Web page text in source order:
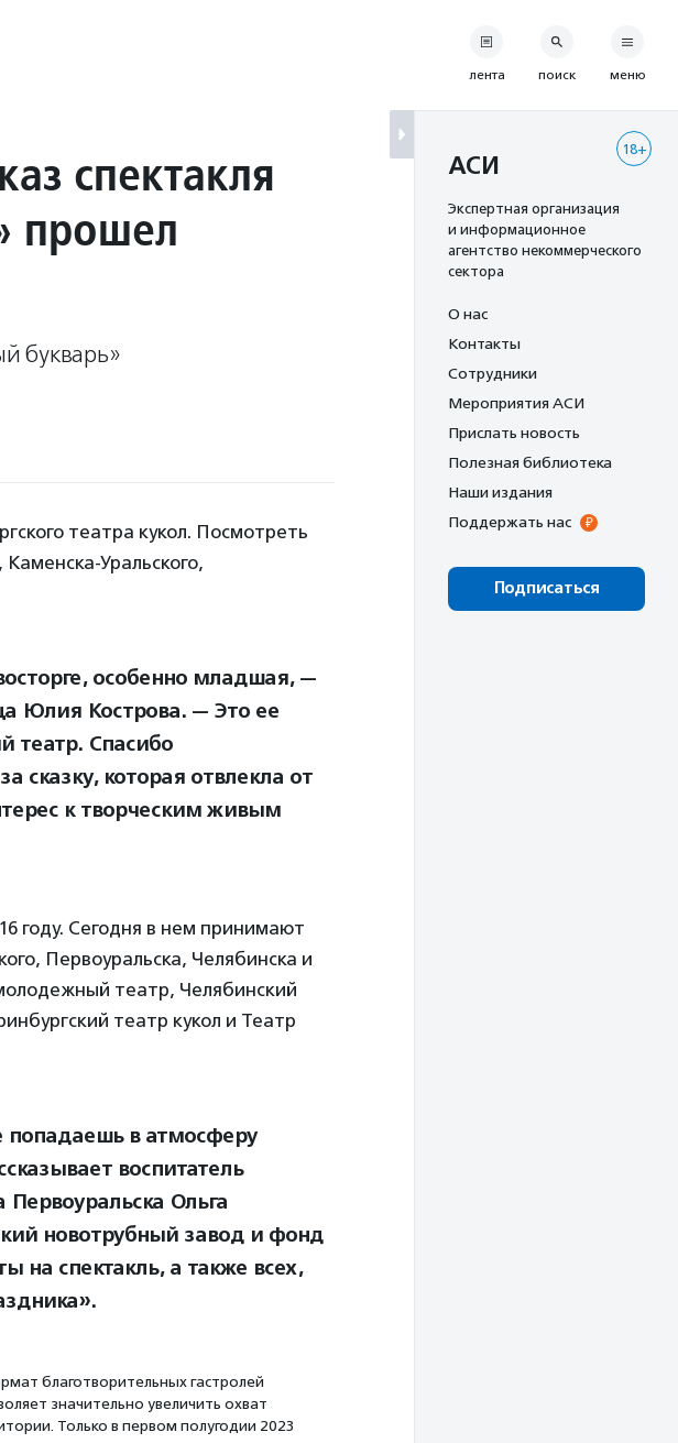
спектакля
прошел
букварь»
театра кукол. Посмотреть
Уральского,
особенно младшая, —
Юлия Кострова. — Это ее
театр. Спасибо
сказку, которая отвлекла от
к творческим живым
году. Сегодня в нем принимают
Первоуральска, Челябинска и
театр, Челябинский
театр кукол и Театр
попадаешь в атмосферу
воспитатель
Ольга
новотрубный завод и фонд
на спектакль, а также всех,
благотворительных гастролей
значительно увеличить охват
Только в первом полугодии 2023
лента поиск меню
18+
АСИ
Экспертная организация
и информационное
агентство некоммерческого
сектора
О нас
Контакты
Сотрудники
Мероприятия АСИ
Прислать новость
Полезная библиотека
Наши издания
Поддержать нас
Подписаться